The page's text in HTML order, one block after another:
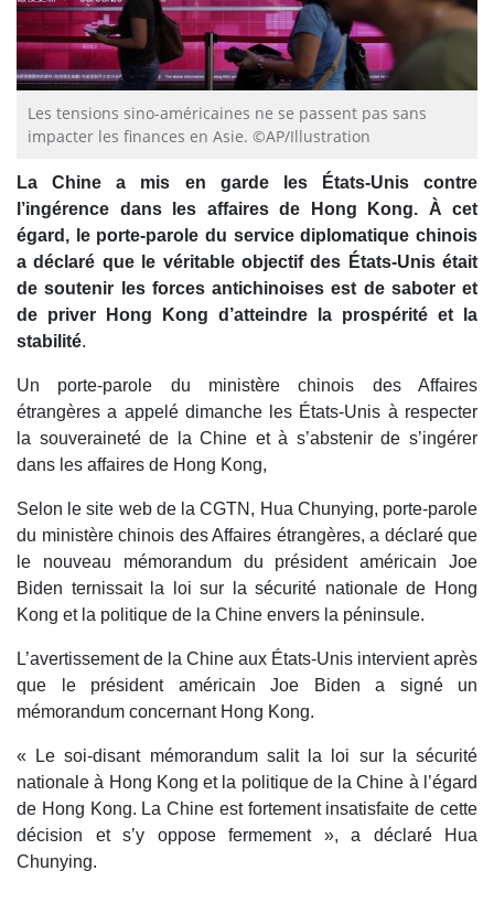
Les tensions sino-américaines ne se passent pas sans
impacter les finances en Asie. ©AP/Illustration
La Chine a mis en garde les États-Unis contre
l’ingérence dans les affaires de Hong Kong. À cet
égard, le porte-parole du service diplomatique chinois
a déclaré que le véritable objectif des États-Unis était
de soutenir les forces antichinoises est de saboter et
de priver Hong Kong d’atteindre la prospérité et la
stabilité.
Un porte-parole du ministère chinois des Affaires
étrangères a appelé dimanche les États-Unis à respecter
la souveraineté de la Chine et à s’abstenir de s’ingérer
dans les affaires de Hong Kong,
Selon le site web de la CGTN, Hua Chunying, porte-parole
du ministère chinois des Affaires étrangères, a déclaré que
le nouveau mémorandum du président américain Joe
Biden ternissait la loi sur la sécurité nationale de Hong
Kong et la politique de la Chine envers la péninsule.
L’avertissement de la Chine aux États-Unis intervient après
que le président américain Joe Biden a signé un
mémorandum concernant Hong Kong.
« Le soi-disant mémorandum salit la loi sur la sécurité
nationale à Hong Kong et la politique de la Chine à l’égard
de Hong Kong. La Chine est fortement insatisfaite de cette
décision et s’y oppose fermement », a déclaré Hua
Chunying.